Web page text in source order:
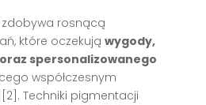
rosnącą
które oczekująwygody,
spersonalizowanego
współczesnym
. Techniki pigmentacji